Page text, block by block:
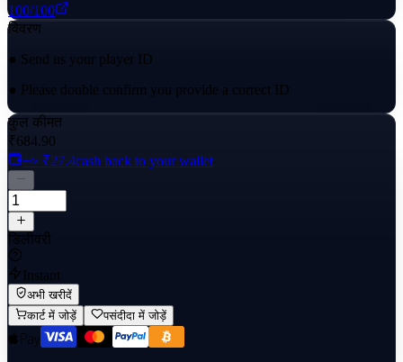
100/100
विवरण
● Send us your player ID
● Please double confirm you provide a correct ID
कुल कीमत
₹684.90
+≈ ₹27.4cash back to your wallet
डिलीवरी
Instant
अभी खरीदें
कार्ट में जोड़ें
पसंदीदा में जोड़ें